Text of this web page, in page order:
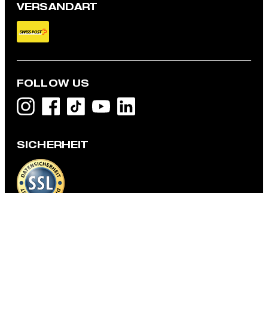
Jeans Rui, denim blue
CHF 79.95
VERSANDART
FOLLOW US
SICHERHEIT